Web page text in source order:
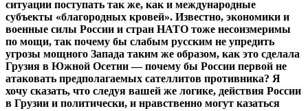
ситуации поступать так же, как и международные
субъекты «благородных кровей». Известно, экономики и
военные силы России и стран НАТО тоже несоизмеримы
по мощи, так почему бы слабым русским не упредить
угрозы мощного Запада таким же образом, как это сделала
Грузия в Южной Осетии — почему бы России первой не
атаковать предполагаемых сателлитов противника? Я
хочу сказать, что следуя вашей же логике, действия России
в Грузии и политически, и нравственно могут казаться